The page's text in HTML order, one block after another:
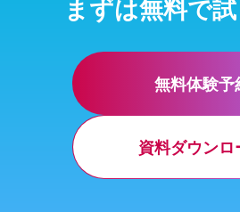
まずは無料で
無料体験予
資料ダウンロ